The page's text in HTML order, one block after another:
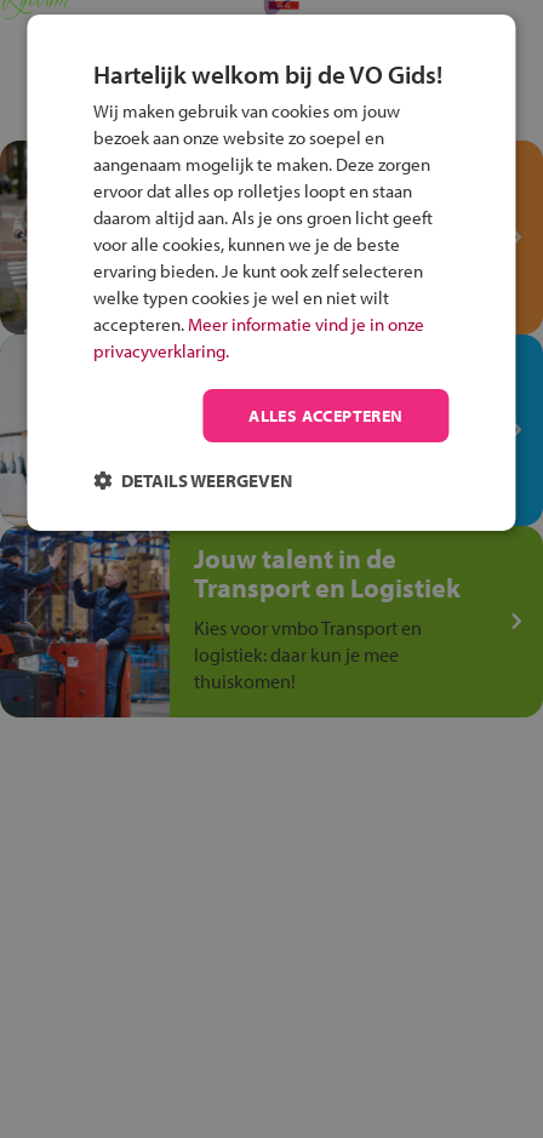
Test je kennis met het
Fiets Veilig
Verkeersspel!
Speel het Fiets Veilig Verkeersspel
en win een Cortina-fiets!
In de winkel ben je op je
plek!
Ontdek via het vmbo jouw talent
anders is!
Jouw talent in de
Transport en Logistiek
Kies voor vmbo Transport en
logistiek: daar kun je mee
thuiskomen!
Hartelijk welkom bij de VO Gids!
Wij maken gebruik van cookies om jouw
bezoek aan onze website zo soepel en
aangenaam mogelijk te maken. Deze zorgen
ervoor dat alles op rolletjes loopt en staan
daarom altijd aan. Als je ons groen licht geeft
voor alle cookies, kunnen we je de beste
ervaring bieden. Je kunt ook zelf selecteren
welke typen cookies je wel en niet wilt
accepteren. Meer informatie vind je in onze
privacyverklaring.
ALLES ACCEPTEREN
DETAILS WEERGEVEN